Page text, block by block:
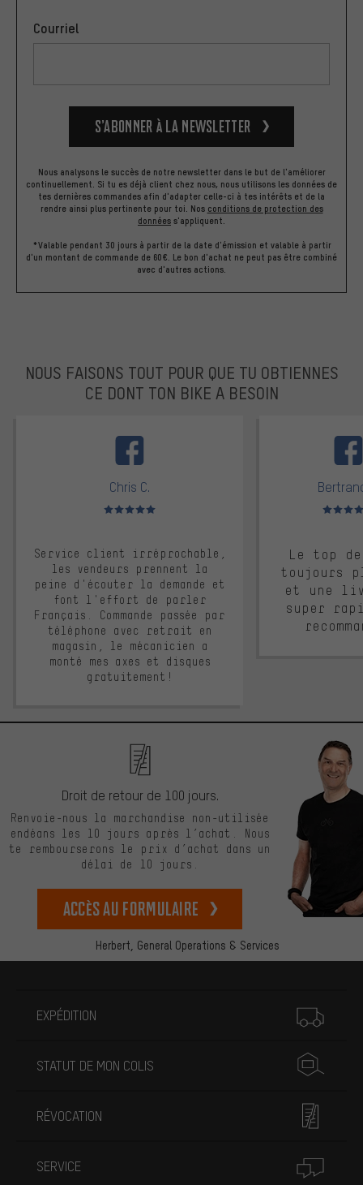
Courriel
S’abonner à la newsletter
Nous analysons le succès de notre newsletter dans le but de l'améliorer
continuellement. Si tu es déjà client chez nous, nous utilisons les données de
tes dernières commandes afin d'adapter celle-ci à tes intérêts et de la
rendre ainsi plus pertinente pour toi. Nos conditions de protection des
données s'appliquent.
*Valable pendant 30 jours à partir de la date d'émission et valable à partir
d'un montant de commande de 60€. Le bon d'achat ne peut pas être combiné
avec d'autres actions.
NOUS FAISONS TOUT POUR QUE TU OBTIENNES
CE DONT TON BIKE A BESOIN
Chris C.
Note moyenne : 5 sur 5
Service client irréprochable,
les vendeurs prennent la
peine d'écouter la demande et
font l'effort de parler
Français. Commande passée par
téléphone avec retrait en
magasin, le mécanicien a
monté mes axes et disques
gratuitement!
Note
Le top
toujours
et une
super
Herbert, General Operations & Services
Droit de retour de 100 jours.
Renvoie-nous la marchandise non-utilisée
endéans les 10 jours après l’achat. Nous
te rembourserons le prix d’achat dans un
délai de 10 jours.
Accès au formulaire
EXPÉDITION
STATUT DE MON COLIS
RÉVOCATION
SERVICE